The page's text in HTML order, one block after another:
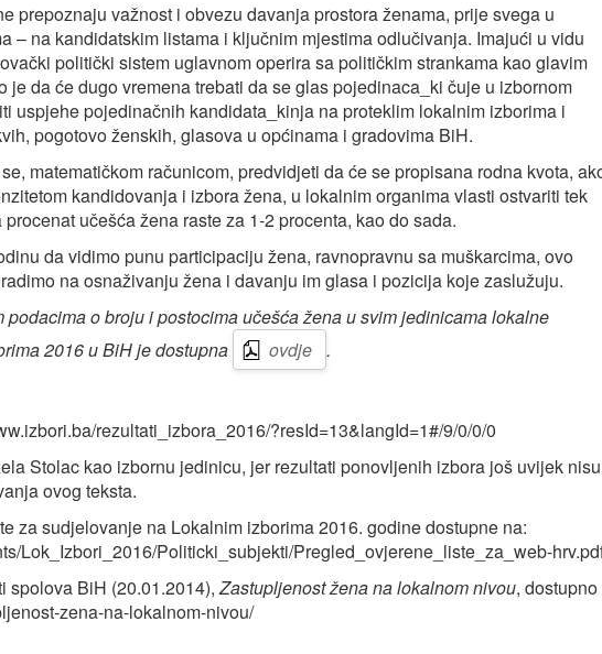
prepoznaju važnost i obvezu davanja prostora ženama, prije svega u
– na kandidatskim listama i ključnim mjestima odlučivanja. Imajući u vidu
politički sistem uglavnom operira sa političkim strankama kao glavim
je da će dugo vremena trebati da se glas pojedinaca_ki čuje u izbornom
uspjehe pojedinačnih kandidata_kinja na proteklim lokalnim izborima i
pogotovo ženskih, glasova u općinama i gradovima BiH.
matematičkom računicom, predvidjeti da će se propisana rodna kvota,
kandidovanja i izbora žena, u lokalnim organima vlasti ostvariti tek
učešća žena raste za 1-2 procenta, kao do sada.
da vidimo punu participaciju žena, ravnopravnu sa muškarcima, ovo
na osnaživanju žena i davanju im glasa i pozicija koje zaslužuju.
podacima o broju i postocima učešća žena u svim jedinicama lokalne
2016 u BiH je dostupna
ovdje .
rezultati_izbora_2016/?resId=13&langId=1#/9/0/0/0
Stolac kao izbornu jedinicu, jer rezultati ponovljenih izbora još uvijek nisu
ovog teksta.
za sudjelovanje na Lokalnim izborima 2016. godine dostupne na:
Lok_Izbori_2016/Politicki_subjekti/Pregled_ovjerene_liste_za_web-
spolova BiH (20.01.2014),Zastupljenost žena na lokalnom nivou, dostupno
zena-na-lokalnom-nivou/